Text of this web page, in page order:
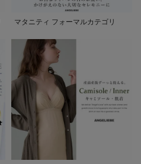
マタニティ フォーマルカテゴリ